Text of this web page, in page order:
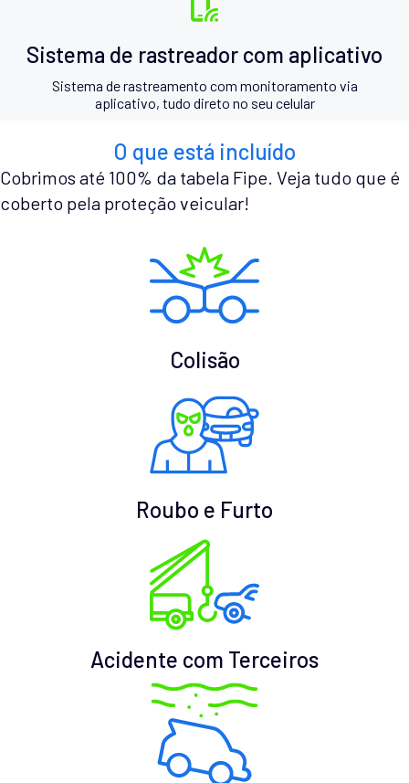
Sistema de rastreador com aplicativo
Sistema de rastreamento com monitoramento via
aplicativo, tudo direto no seu celular
O que está incluído
Cobrimos até 100% da tabela Fipe. Veja tudo que é
coberto pela proteção veicular!
Colisão
Roubo e Furto
Acidente com Terceiros